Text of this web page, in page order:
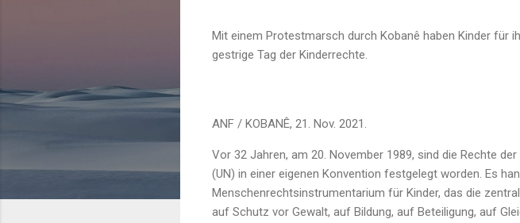
Mit einem Protestmarsch durch Kobanê haben Kinder für
gestrige Tag der Kinderrechte.
ANF / KOBANÊ, 21. Nov. 2021.
Vor 32 Jahren, am 20. November 1989, sind die Rechte
(UN) in einer eigenen Konvention festgelegt worden. Es
Menschenrechtsinstrumentarium für Kinder, das die
auf Schutz vor Gewalt, auf Bildung, auf Beteiligung, auf